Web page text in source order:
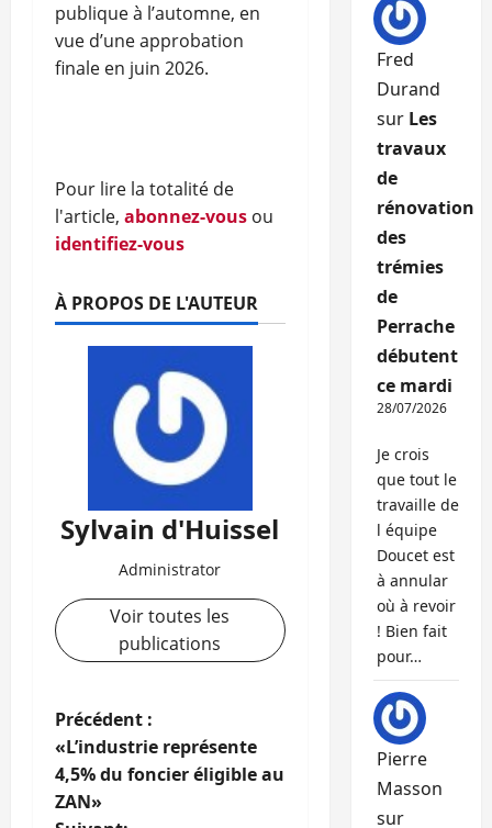
publique à l’automne, en
vue d’une approbation
finale en juin 2026.
Pour lire la totalité de
l'article, abonnez-vous ou
identifiez-vous
À PROPOS DE L'AUTEUR
Sylvain d'Huissel
Administrator
Voir toutes les
publications
N
a
Précédent :
«L’industrie représente
4,5% du foncier éligible au
ZAN»
Fred
Durand
sur Les
travaux
de
rénovation
des
trémies
de
Perrache
débutent
ce mardi
28/07/2026
Je crois
que tout le
travaille de
l équipe
Doucet est
à annular
où à revoir
! Bien fait
pour…
Pierre
Masson
sur